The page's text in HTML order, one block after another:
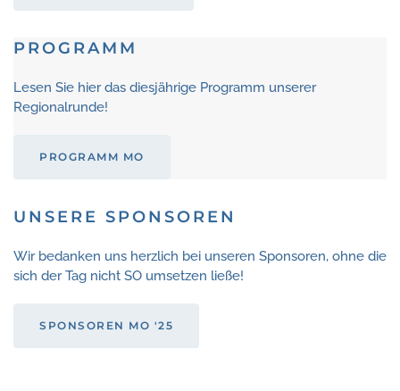
PROGRAMM
Lesen Sie hier das diesjährige Programm unserer
Regionalrunde!
PROGRAMM MO
UNSERE SPONSOREN
Wir bedanken uns herzlich bei unseren Sponsoren, ohne die
sich der Tag nicht SO umsetzen ließe!
SPONSOREN MO '25